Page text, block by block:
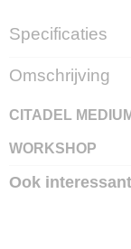
Specificaties
EAN code
5011921072996
Omschrijving
CITADEL
WORKSHOP
Ook interessant